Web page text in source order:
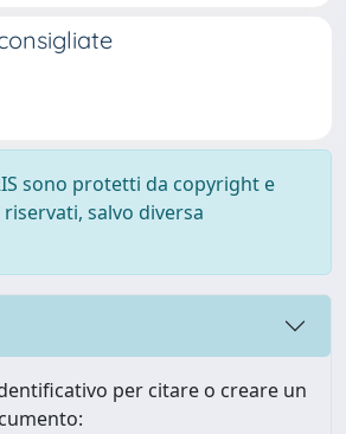
sono protetti da copyright e
salvo diversa
per citare o creare un